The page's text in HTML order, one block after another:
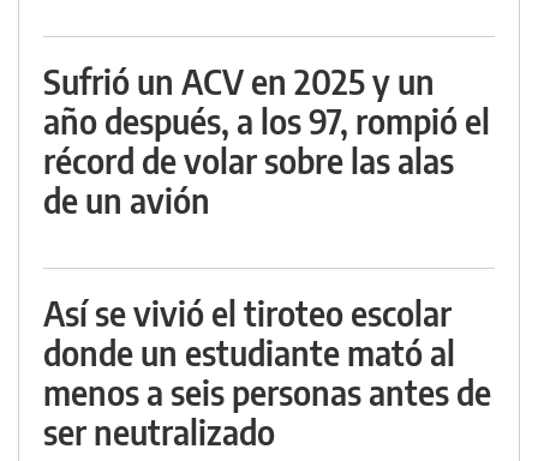
Sufrió un ACV en 2025 y un
año después, a los 97, rompió el
récord de volar sobre las alas
de un avión
Así se vivió el tiroteo escolar
donde un estudiante mató al
menos a seis personas antes de
ser neutralizado